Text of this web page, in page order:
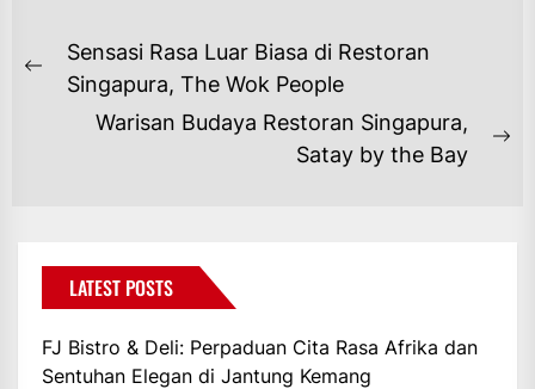
NAVIGASI
POS
Previous
Sensasi Rasa Luar Biasa di Restoran
Singapura, The Wok People
Warisan Budaya Restoran Singapura,
Satay by the Bay
LATEST POSTS
FJ Bistro & Deli: Perpaduan Cita Rasa Afrika dan
Sentuhan Elegan di Jantung Kemang